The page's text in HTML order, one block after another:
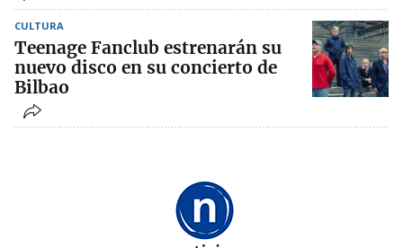
CULTURA
Teenage Fanclub estrenarán su
nuevo disco en su concierto de
Bilbao